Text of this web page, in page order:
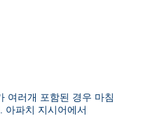
여러개 포함된 경우 마침
아파치 지시어에서